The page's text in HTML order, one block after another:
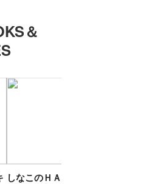
＆
しなこのＨＡＰ